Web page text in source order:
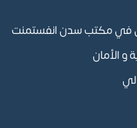
في مكتب سدن انفستمنت
و الأمان